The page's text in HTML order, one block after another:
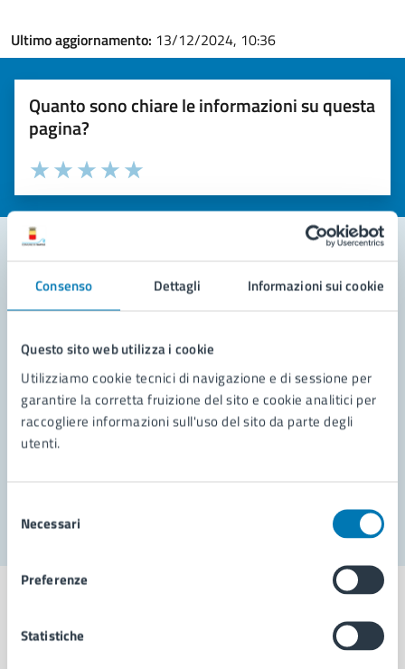
Consenso Dettagli Informazioni sui cookie
Questo sito web utilizza i cookie
Utilizziamo cookie tecnici di navigazione e di sessione per
garantire la corretta fruizione del sito e cookie analitici per
raccogliere informazioni sull'uso del sito da parte degli
utenti.
delNecessari
Preferenze
Statistiche
Ultimo aggiornamento: 13/12/2024, 10:36
Quanto sono chiare le informazioni su questa
pagina?
Valuta la chiarezza delle informazioni (da 1 a 5 stelle)
Seleziona il numero di stelle per valutare la chiarezza delle
Valuta 5 stelle su 5
Valuta 4 stelle su 5
Valuta 3 stelle su 5
Valuta 2 stelle su 5
Valuta 1 stelle su 5
Contatta il comune
Richiedi assistenza
Prenota appuntamento
Problemi in città